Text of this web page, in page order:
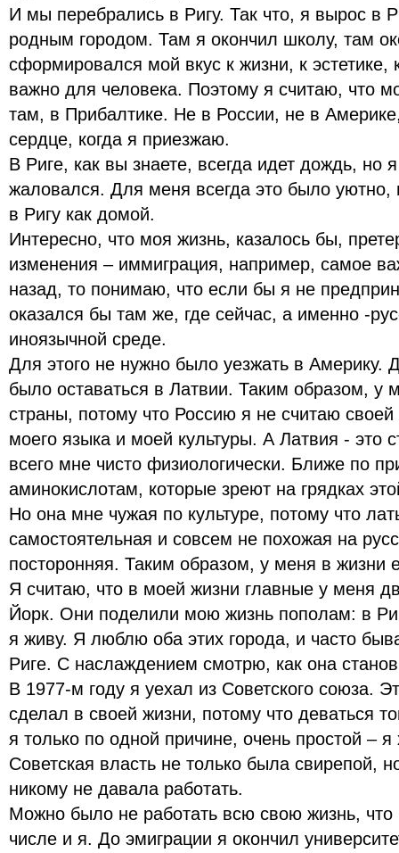
И мы перебрались в Ригу. Так что, я вырос в
родным городом. Там я окончил школу, там
сформировался мой вкус к жизни, к эстетике,
важно для человека. Поэтому я считаю, что
там, в Прибалтике. Не в России, не в
сердце, когда я приезжаю.
В Риге, как вы знаете, всегда идет дождь, но
жаловался. Для меня всегда это было
в Ригу как домой.
Интересно, что моя жизнь, казалось бы,
изменения – иммиграция, например, самое
назад, то понимаю, что если бы я не
оказался бы там же, где сейчас, а именно -
иноязычной среде.
Для этого не нужно было уезжать в Америку.
было оставаться в Латвии. Таким образом, у
страны, потому что Россию я не считаю своей
моего языка и моей культуры. А Латвия - это
всего мне чисто физиологически. Ближе по
аминокислотам, которые зреют на грядках
Но она мне чужая по культуре, потому что
самостоятельная и совсем не похожая на
посторонняя. Таким образом, у меня в жизни
Я считаю, что в моей жизни главные у меня
Йорк. Они поделили мою жизнь пополам: в
я живу. Я люблю оба этих города, и часто
Риге. С наслаждением смотрю, как она
В 1977-м году я уехал из Советского союза.
сделал в своей жизни, потому что деваться
я только по одной причине, очень простой – я
Советская власть не только была свирепой,
никому не давала работать.
Можно было не работать всю свою жизнь,
числе и я. До эмиграции я окончил